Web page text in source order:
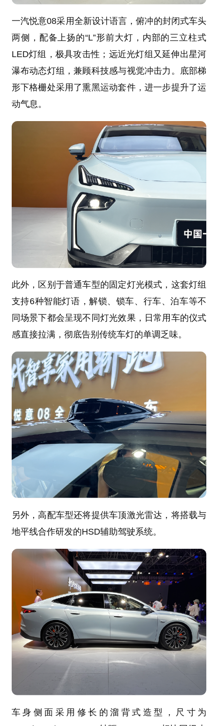
一汽悦意08采用全新设计语言，俯冲的封闭式车头
两侧，配备上扬的“L”形前大灯，内部的三立柱式
LED灯组，极具攻击性；远近光灯组又延伸出星河
瀑布动态灯组，兼顾科技感与视觉冲击力。底部梯
形下格栅处采用了熏黑运动套件，进一步提升了运
动气息。
此外，区别于普通车型的固定灯光模式，这套灯组
支持6种智能灯语，解锁、锁车、行车、泊车等不
同场景下都会呈现不同灯光效果，日常用车的仪式
感直接拉满，彻底告别传统车灯的单调乏味。
另外，高配车型还将提供车顶激光雷达，将搭载与
地平线合作研发的HSD辅助驾驶系统。
车身侧面采用修长的溜背式造型，尺寸为